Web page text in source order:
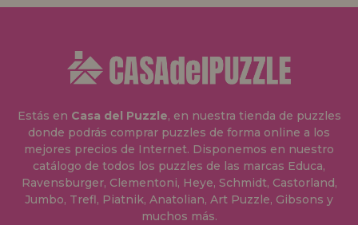
Estás en Casa del Puzzle, en nuestra tienda de puzzles
donde podrás comprar puzzles de forma online a los
mejores precios de Internet. Disponemos en nuestro
catálogo de todos los puzzles de las marcas Educa,
Ravensburger, Clementoni, Heye, Schmidt, Castorland,
Jumbo, Trefl, Piatnik, Anatolian, Art Puzzle, Gibsons y
muchos más.